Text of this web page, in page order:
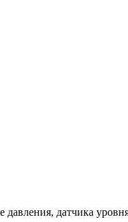
давления, датчика